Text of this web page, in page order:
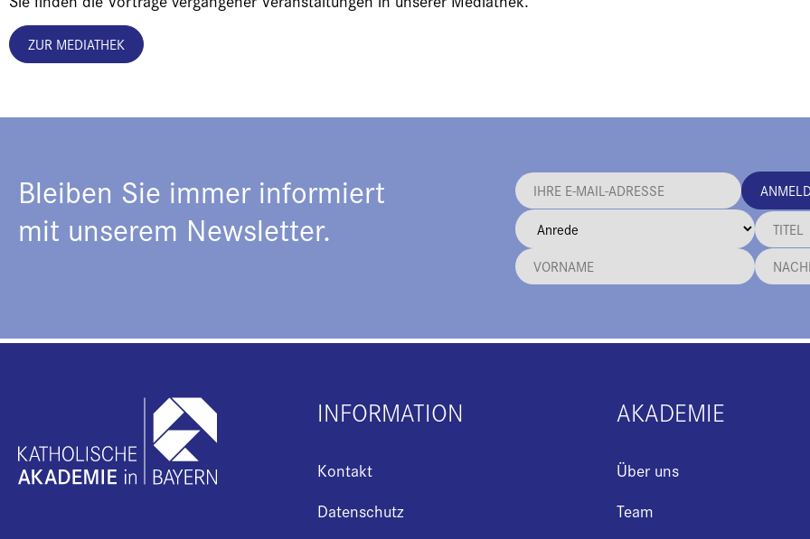
ZUR MEDIATHEK
Bleiben Sie immer informiert
mit unserem Newsletter.
INFORMATION
Kontakt
Datenschutz
AKADEMIE
Über uns
Team